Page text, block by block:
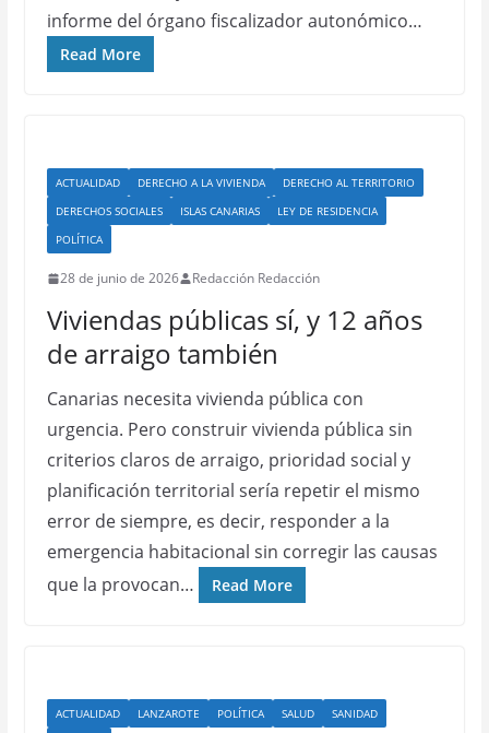
informe del órgano fiscalizador autonómico…
Read More
ACTUALIDAD DERECHO A LA VIVIENDA
DERECHO AL TERRITORIO
DERECHOS SOCIALES
ISLAS CANARIAS
LEY DE RESIDENCIA
POLÍTICA
28 de junio de 2026 Redacción Redacción
Viviendas públicas sí, y 12 años
de arraigo también
Canarias necesita vivienda pública con
urgencia. Pero construir vivienda pública sin
criterios claros de arraigo, prioridad social y
planificación territorial sería repetir el mismo
error de siempre, es decir, responder a la
emergencia habitacional sin corregir las causas
que la provocan…
Read More
ACTUALIDAD LANZAROTE POLÍTICA SALUD
SANIDAD